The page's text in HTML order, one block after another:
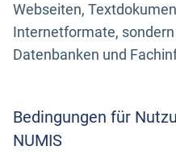
Webseiten,
Internetformate,
Datenbanken und
Bedingungen für
NUMIS